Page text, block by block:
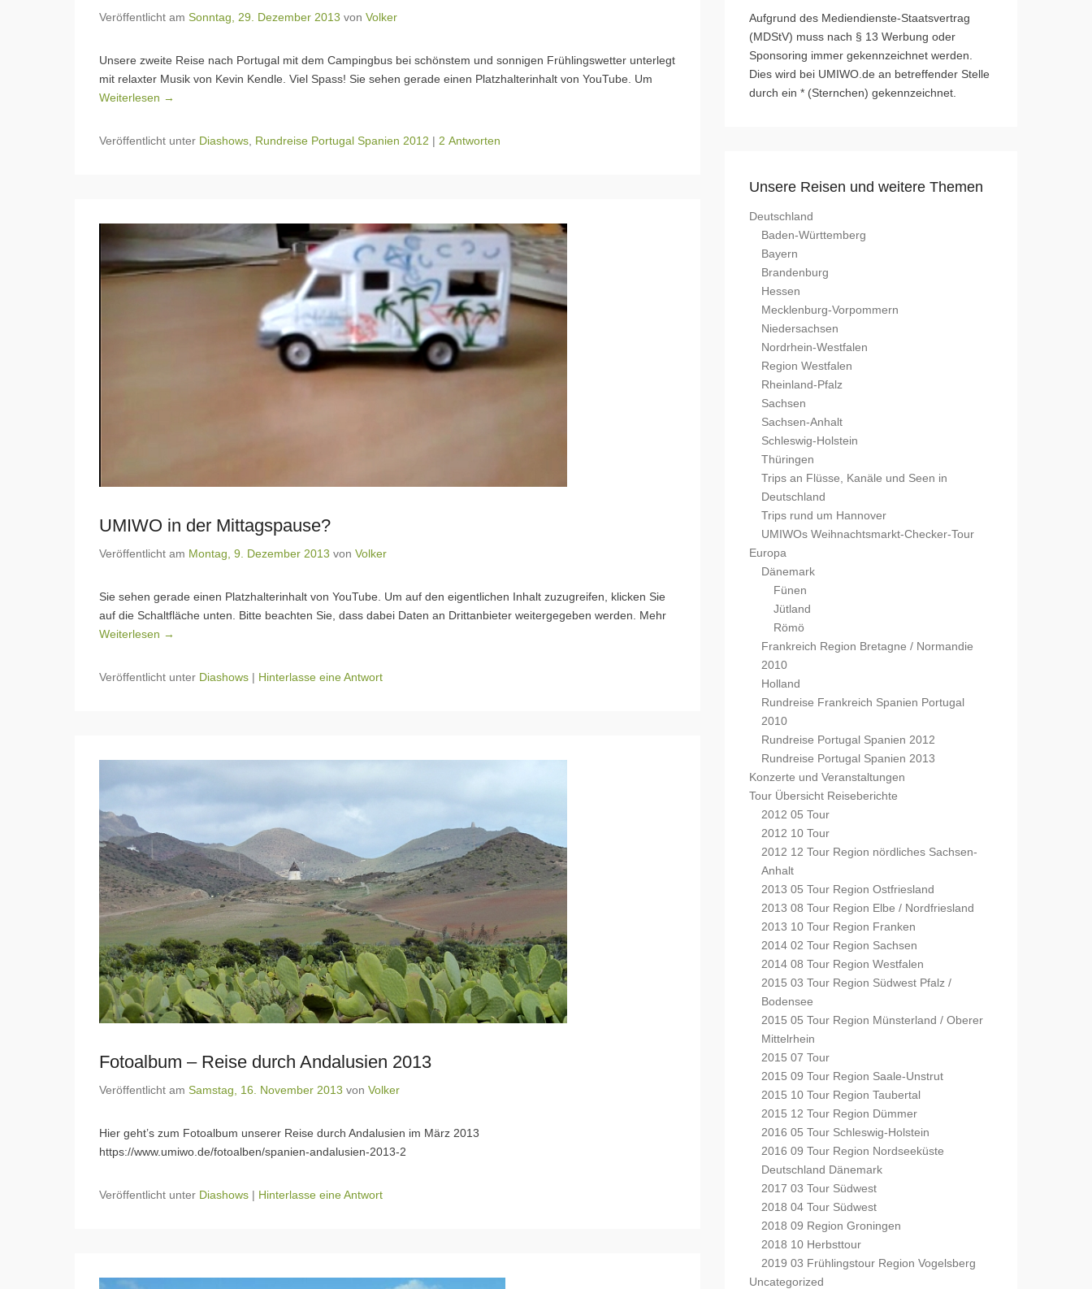
Veröffentlicht am Sonntag, 29. Dezember 2013 von Volker
Unsere zweite Reise nach Portugal mit dem Campingbus bei schönstem und sonnigen Frühlingswetter unterlegt
mit relaxter Musik von Kevin Kendle. Viel Spass! Sie sehen gerade einen Platzhalterinhalt von YouTube. Um
Weiterlesen →
Veröffentlicht unter Diashows Rundreise Portugal Spanien 2012 | 2 Antworten
UMIWO in der Mittagspause?
Veröffentlicht am Montag, 9. Dezember 2013 von Volker
Sie sehen gerade einen Platzhalterinhalt von YouTube. Um auf den eigentlichen Inhalt zuzugreifen, klicken Sie
auf die Schaltfläche unten. Bitte beachten Sie, dass dabei Daten an Drittanbieter weitergegeben werden. Mehr
Weiterlesen →
Veröffentlicht unter Diashows | Hinterlasse eine Antwort
Fotoalbum – Reise durch Andalusien 2013
Veröffentlicht am Samstag, 16. November 2013 von Volker
Hier geht’s zum Fotoalbum unserer Reise durch Andalusien im März 2013
https://www.umiwo.de/fotoalben/spanien-andalusien-2013-2
Veröffentlicht unter Diashows | Hinterlasse eine Antwort
Aufgrund des Mediendienste-Staatsvertrag
(MDStV) muss nach § 13 Werbung oder
Sponsoring immer gekennzeichnet werden.
Dies wird bei UMIWO.de an betreffender Stelle
durch ein * (Sternchen) gekennzeichnet.
Unsere Reisen und weitere Themen
Deutschland
Baden-Württemberg
Bayern
Brandenburg
Hessen
Mecklenburg-Vorpommern
Niedersachsen
Nordrhein-Westfalen
Region Westfalen
Rheinland-Pfalz
Sachsen
Sachsen-Anhalt
Schleswig-Holstein
Thüringen
Trips an Flüsse, Kanäle und Seen in
Deutschland
Trips rund um Hannover
UMIWOs Weihnachtsmarkt-Checker-Tour
Europa
Dänemark
Fünen
Jütland
Römö
Frankreich Region Bretagne / Normandie
2010
Holland
Rundreise Frankreich Spanien Portugal
2010
Rundreise Portugal Spanien 2012
Rundreise Portugal Spanien 2013
Konzerte und Veranstaltungen
Tour Übersicht Reiseberichte
2012 05 Tour
2012 10 Tour
2012 12 Tour Region nördliches Sachsen-
Anhalt
2013 05 Tour Region Ostfriesland
2013 08 Tour Region Elbe / Nordfriesland
2013 10 Tour Region Franken
2014 02 Tour Region Sachsen
2014 08 Tour Region Westfalen
2015 03 Tour Region Südwest Pfalz /
Bodensee
2015 05 Tour Region Münsterland / Oberer
Mittelrhein
2015 07 Tour
2015 09 Tour Region Saale-Unstrut
2015 10 Tour Region Taubertal
2015 12 Tour Region Dümmer
2016 05 Tour Schleswig-Holstein
2016 09 Tour Region Nordseeküste
Deutschland Dänemark
2017 03 Tour Südwest
2018 04 Tour Südwest
2018 09 Region Groningen
2018 10 Herbsttour
2019 03 Frühlingstour Region Vogelsberg
Uncategorized